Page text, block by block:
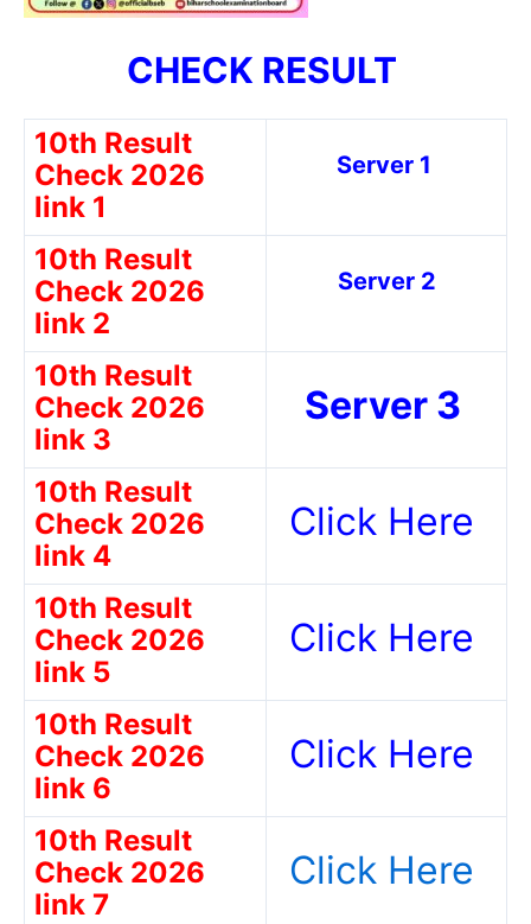
CHECK RESULT
10th Result
Check 2026
link 1
Server 1
10th Result
Check 2026
link 2
Server 2
10th Result
Check 2026
link 3
Server 3
10th Result
Check 2026
link 4
Click Here
10th Result
Check 2026
link 5
Click Here
10th Result
Check 2026
link 6
Click Here
10th Result
Check 2026
link 7
Click Here